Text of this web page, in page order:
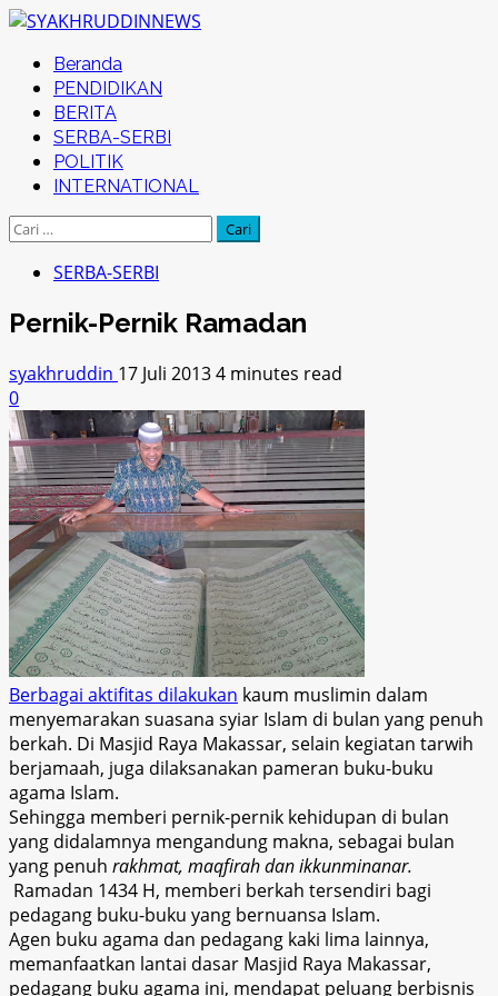
Skip
content
Primary
Menu
Beranda
PENDIDIKAN
BERITA
SERBA-SERBI
POLITIK
INTERNATIONAL
Cari
SERBA-SERBI
Pernik-Pernik Ramadan
syakhruddin 17 Juli 20134 minutes read
0
Berbagai aktifitas dilakukan kaum muslimin dalam
menyemarakan suasana syiar Islam di bulan yang penuh
berkah. Di Masjid Raya Makassar, selain kegiatan tarwih
berjamaah, juga dilaksanakan pameran buku-buku
agama Islam.
Sehingga memberi pernik-pernik kehidupan di bulan
yang didalamnya mengandung makna, sebagai bulan
yang penuh rakhmat, maqfirah dan ikkunminanar.
Ramadan 1434 H, memberi berkah tersendiri bagi
pedagang buku-buku yang bernuansa Islam.
Agen buku agama dan pedagang kaki lima lainnya,
memanfaatkan lantai dasar Masjid Raya Makassar,
pedagang buku agama ini, mendapat peluang berbisnis